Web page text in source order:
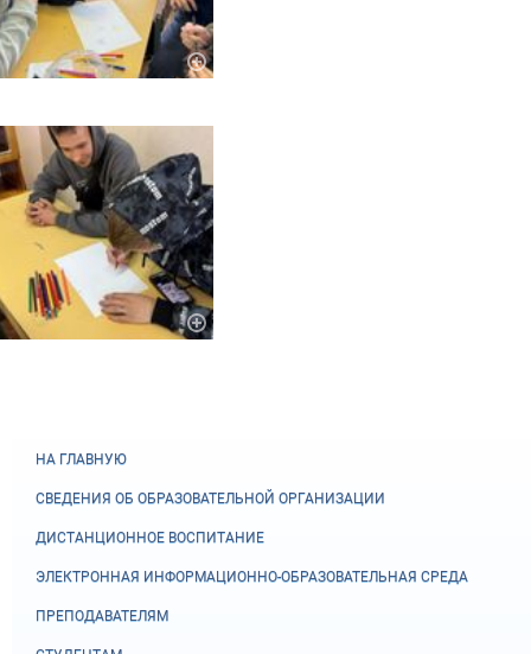
НА ГЛАВНУЮ
СВЕДЕНИЯ ОБ ОБРАЗОВАТЕЛЬНОЙ ОРГАНИЗАЦИИ
ДИСТАНЦИОННОЕ ВОСПИТАНИЕ
ЭЛЕКТРОННАЯ ИНФОРМАЦИОННО-ОБРАЗОВАТЕЛЬНАЯ СРЕДА
ПРЕПОДАВАТЕЛЯМ